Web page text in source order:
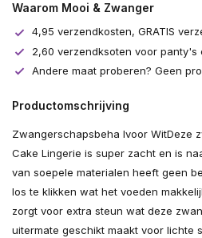
Waarom Mooi & Zwanger
4,95 verzendkosten, GRATIS
2,60 verzendksoten voor panty's
Andere maat proberen? Geen
Productomschrijving
Zwangerschapsbeha Ivoor WitDeze
Cake Lingerie is super zacht en is
van soepele materialen heeft geen
los te klikken wat het voeden
zorgt voor extra steun wat deze
uitermate geschikt maakt voor lichte